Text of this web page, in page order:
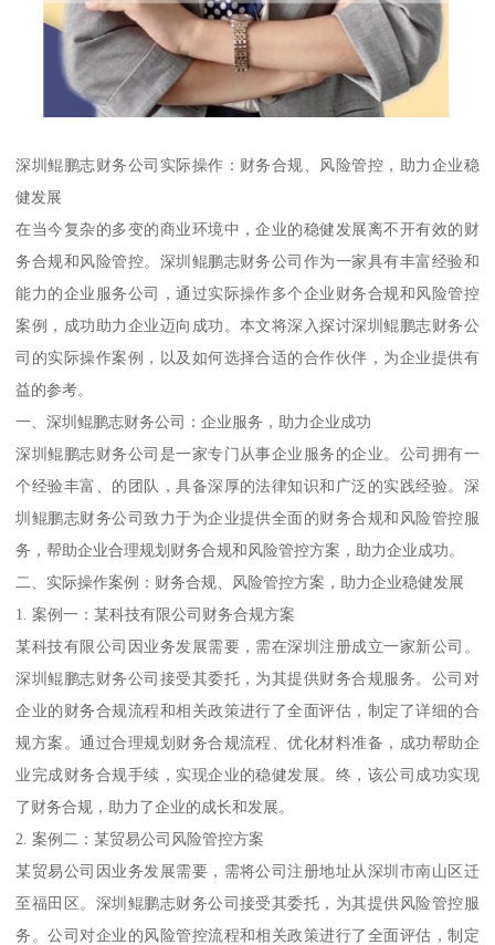
深圳鲲鹏志财务公司实际操作：财务合规、风险管控，助力企业稳
健发展
在当今复杂的多变的商业环境中，企业的稳健发展离不开有效的财
务合规和风险管控。深圳鲲鹏志财务公司作为一家具有丰富经验和
能力的企业服务公司，通过实际操作多个企业财务合规和风险管控
案例，成功助力企业迈向成功。本文将深入探讨深圳鲲鹏志财务公
司的实际操作案例，以及如何选择合适的合作伙伴，为企业提供有
益的参考。
一、深圳鲲鹏志财务公司：企业服务，助力企业成功
深圳鲲鹏志财务公司是一家专门从事企业服务的企业。公司拥有一
个经验丰富、的团队，具备深厚的法律知识和广泛的实践经验。深
圳鲲鹏志财务公司致力于为企业提供全面的财务合规和风险管控服
务，帮助企业合理规划财务合规和风险管控方案，助力企业成功。
二、实际操作案例：财务合规、风险管控方案，助力企业稳健发展
1. 案例一：某科技有限公司财务合规方案
某科技有限公司因业务发展需要，需在深圳注册成立一家新公司。
深圳鲲鹏志财务公司接受其委托，为其提供财务合规服务。公司对
企业的财务合规流程和相关政策进行了全面评估，制定了详细的合
规方案。通过合理规划财务合规流程、优化材料准备，成功帮助企
业完成财务合规手续，实现企业的稳健发展。终，该公司成功实现
了财务合规，助力了企业的成长和发展。
2. 案例二：某贸易公司风险管控方案
某贸易公司因业务发展需要，需将公司注册地址从深圳市南山区迁
至福田区。深圳鲲鹏志财务公司接受其委托，为其提供风险管控服
务。公司对企业的风险管控流程和相关政策进行了全面评估，制定